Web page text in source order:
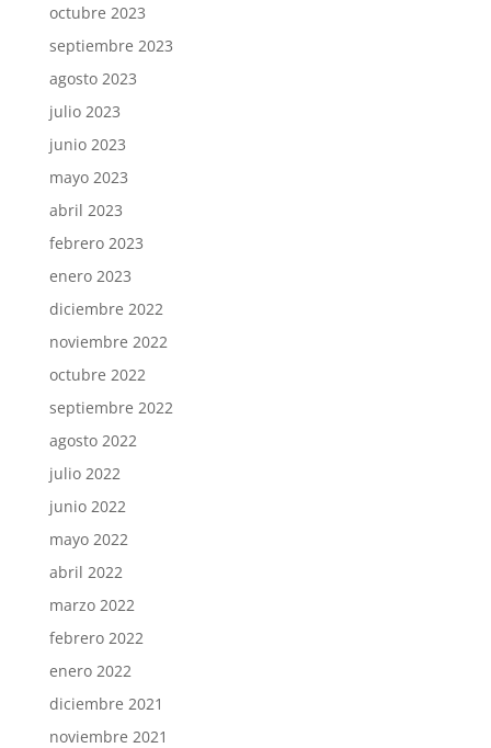
octubre 2023
septiembre 2023
agosto 2023
julio 2023
junio 2023
mayo 2023
abril 2023
febrero 2023
enero 2023
diciembre 2022
noviembre 2022
octubre 2022
septiembre 2022
agosto 2022
julio 2022
junio 2022
mayo 2022
abril 2022
marzo 2022
febrero 2022
enero 2022
diciembre 2021
noviembre 2021